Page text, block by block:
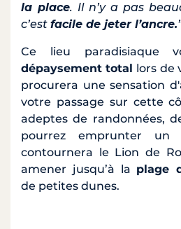
la place. Il n’y a pas
c’est facile de jeter l’ancre.
Ce lieu paradisiaque
dépaysement total lors de
procurera une sensation
votre passage sur cette
adeptes de randonnées,
pourrez emprunter
contournera le Lion de
amener jusqu’à la plage
de petites dunes.